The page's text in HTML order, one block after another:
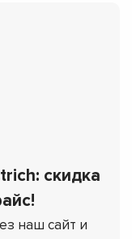
скидка
наш сайт и